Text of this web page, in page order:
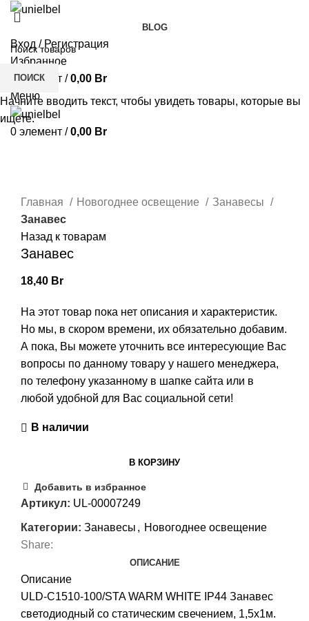
BLOG
Вход / Регистрация
Избранное
0элемент / 0,00 Br
Меню
0 элемент / 0,00 Br
Главная
Новогоднее освещение
Занавесы
Занавес
Назад к товарам
Занавес
18,40 Br
На этот товар пока нет описания и характеристик.
Но мы, в скором времени, их обязательно добавим.
А пока, Вы можете уточнить все интересующие Вас
вопросы по данному товару у нашего менеджера,
по телефону указанному в шапке сайта или в
любой удобной для Вас социальной сети!
В наличии
В КОРЗИНУ
Добавить в избранное
Артикул: UL-00007249
Категории: Занавесы , Новогоднее освещение
Share:
ОПИСАНИЕ
Описание
ULD-C1510-100/STA WARM WHITE IP44 Занавес
светодиодный со статическим свечением, 1,5х1м.
ПОИСК
Начните вводить текст, чтобы увидеть товары, которые вы
ищете.